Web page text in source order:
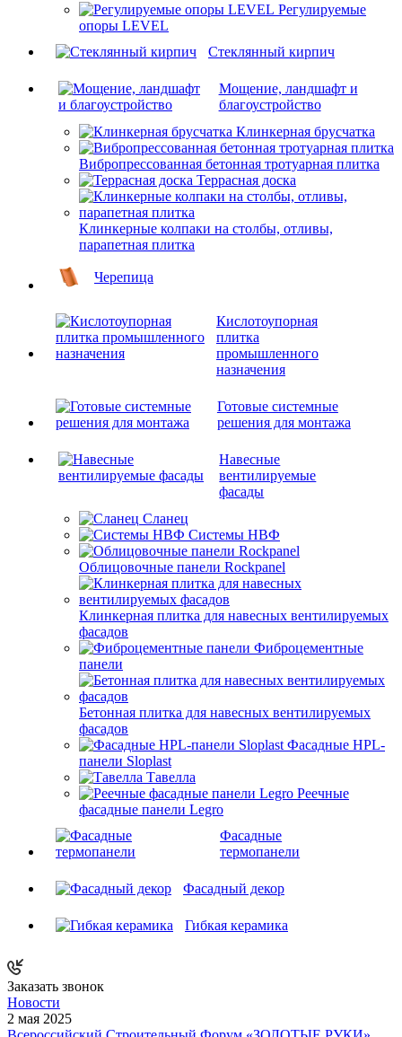
Регулируемые
опоры LEVEL
Cтеклянный кирпич
Мощение, ландшафт и
благоустройство
Клинкерная брусчатка
Вибропрессованная бетонная тротуарная плитка
Террасная доска
Клинкерные колпаки на столбы, отливы,
парапетная плитка
Черепица
Кислотоупорная
плитка
промышленного
назначения
Готовые системные
решения для монтажа
Навесные
вентилируемые
фасады
Сланец
Системы НВФ
Облицовочные панели Rockpanel
Клинкерная плитка для навесных вентилируемых
фасадов
Фиброцементные
панели
Бетонная плитка для навесных вентилируемых
фасадов
Фасадные HPL-
панели Sloplast
Тавелла
Реечные
фасадные панели Legro
Фасадные
термопанели
Фасадный декор
Гибкая керамика
Заказать звонок
Новости
2 мая 2025